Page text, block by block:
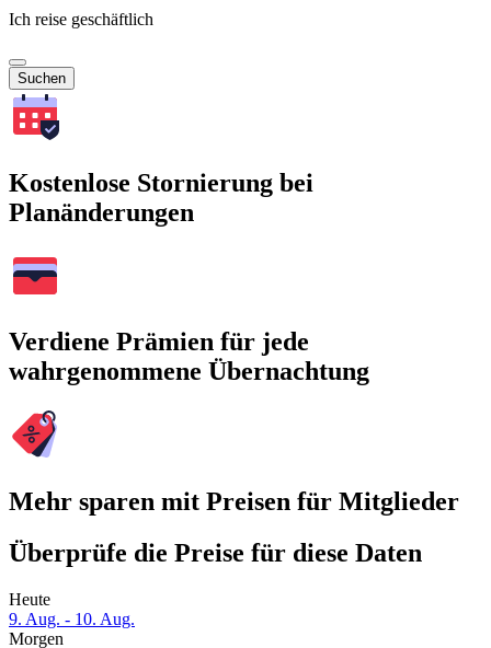
Ich reise geschäftlich
Suchen
Kostenlose Stornierung bei
Planänderungen
Verdiene Prämien für jede
wahrgenommene Übernachtung
Mehr sparen mit Preisen für Mitglieder
Überprüfe die Preise für diese Daten
Heute
9. Aug. - 10. Aug.
Morgen